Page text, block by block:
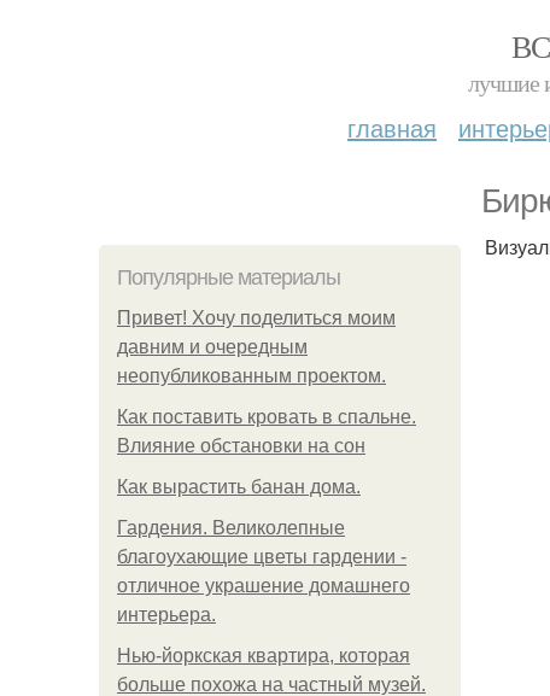
лучшие
главная
Популярные материалы
Привет! Хочу поделиться моим
давним и очередным
неопубликованным проектом.
Как поставить кровать в спальне.
Влияние обстановки на сон
Как вырастить банан дома.
Гардения. Великолепные
благоухающие цветы гардении -
отличное украшение домашнего
интерьера.
Нью-йоркская квартира, которая
больше похожа на частный музей.